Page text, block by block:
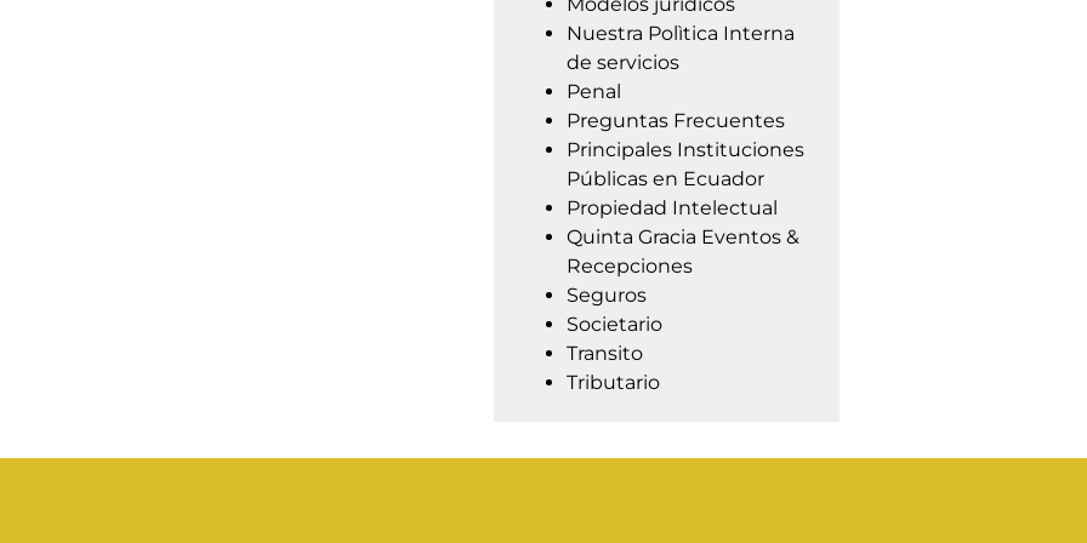
Modelos jurídicos
Nuestra Polìtica Interna
de servicios
Penal
Preguntas Frecuentes
Principales Instituciones
Públicas en Ecuador
Propiedad Intelectual
Quinta Gracia Eventos &
Recepciones
Seguros
Societario
Transito
Tributario